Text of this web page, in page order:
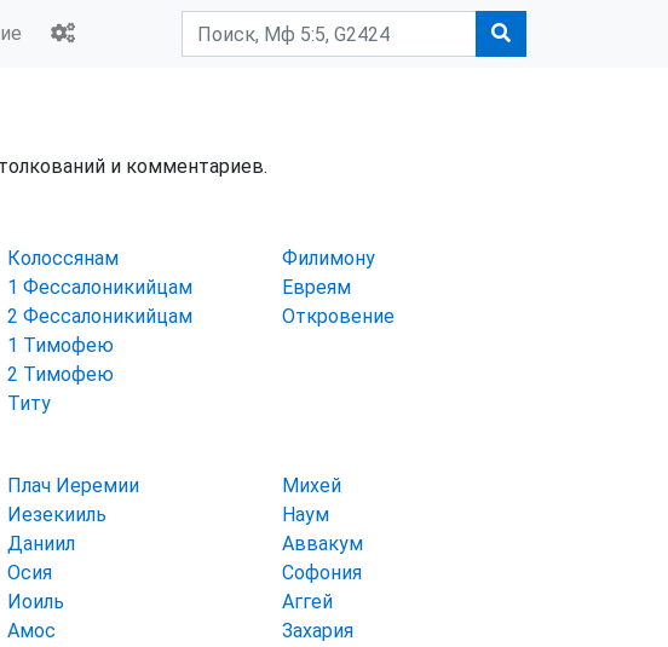
и комментариев.
Колоссянам
1 Фессалоникийцам
2 Фессалоникийцам
1 Тимофею
2 Тимофею
Титу
Филимону
Евреям
Откровение
Плач Иеремии
Иезекииль
Даниил
Осия
Иоиль
Амос
Михей
Наум
Аввакум
Софония
Аггей
Захария